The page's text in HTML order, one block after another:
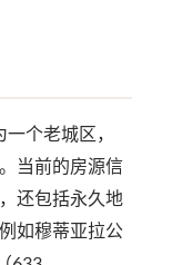
个老城区，
当前的房源信
还包括永久地
如穆蒂亚拉公